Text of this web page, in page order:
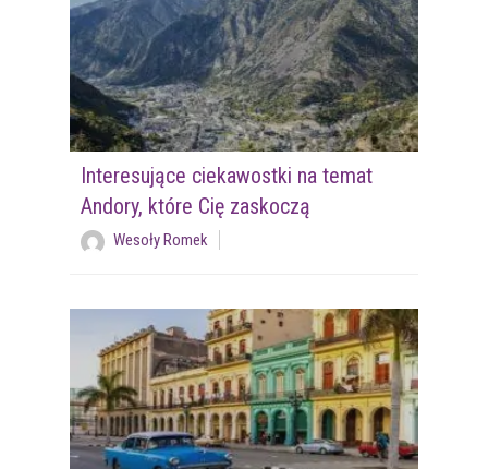
Interesujące ciekawostki na temat
Andory, które Cię zaskoczą
Wesoły Romek